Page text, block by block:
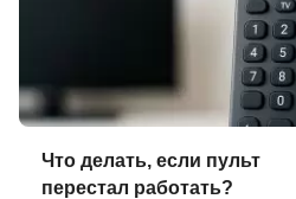
Что делать, если пульт
перестал работать?